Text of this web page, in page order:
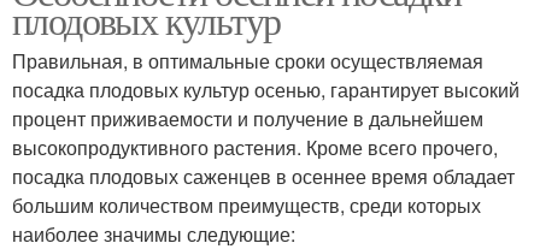
плодовых культур
Правильная, в оптимальные сроки осуществляемая
посадка плодовых культур осенью, гарантирует высокий
процент приживаемости и получение в дальнейшем
высокопродуктивного растения. Кроме всего прочего,
посадка плодовых саженцев в осеннее время обладает
большим количеством преимуществ, среди которых
наиболее значимы следующие: